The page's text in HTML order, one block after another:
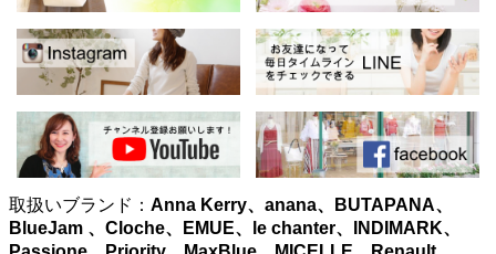
取扱いブランド： Anna Kerry、anana、BUTAPANA、
BlueJam 、Cloche、EMUE、le chanter、INDIMARK、